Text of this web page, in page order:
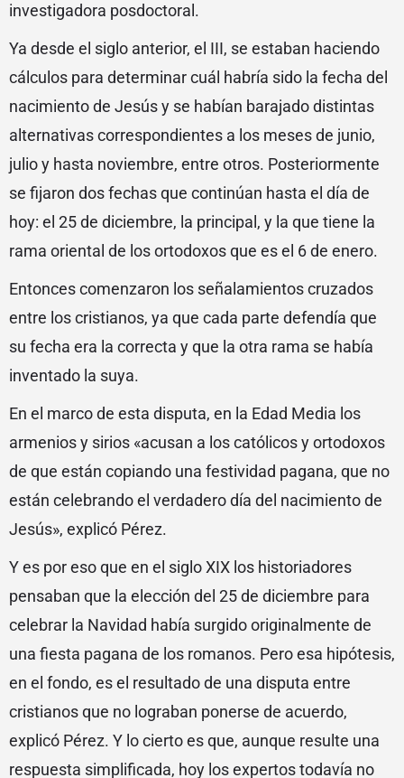
investigadora posdoctoral.
Ya desde el siglo anterior, el III, se estaban haciendo
cálculos para determinar cuál habría sido la fecha del
nacimiento de Jesús y se habían barajado distintas
alternativas correspondientes a los meses de junio,
julio y hasta noviembre, entre otros. Posteriormente
se fijaron dos fechas que continúan hasta el día de
hoy: el 25 de diciembre, la principal, y la que tiene la
rama oriental de los ortodoxos que es el 6 de enero.
Entonces comenzaron los señalamientos cruzados
entre los cristianos, ya que cada parte defendía que
su fecha era la correcta y que la otra rama se había
inventado la suya.
En el marco de esta disputa, en la Edad Media los
armenios y sirios «acusan a los católicos y ortodoxos
de que están copiando una festividad pagana, que no
están celebrando el verdadero día del nacimiento de
Jesús», explicó Pérez.
Y es por eso que en el siglo XIX los historiadores
pensaban que la elección del 25 de diciembre para
celebrar la Navidad había surgido originalmente de
una fiesta pagana de los romanos. Pero esa hipótesis,
en el fondo, es el resultado de una disputa entre
cristianos que no lograban ponerse de acuerdo,
explicó Pérez. Y lo cierto es que, aunque resulte una
respuesta simplificada, hoy los expertos todavía no